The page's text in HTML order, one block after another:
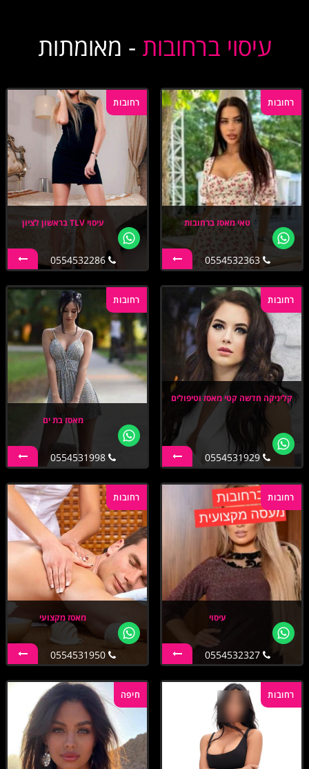
עיסוי ברחובות - מאומתות
רחובות
טאי מאסז ברחובות
0554532363
רחובות
עיסוי TLV בראשון לציון
0554532286
רחובות
קליניקה חדשה קטי מאסז וטיפולים
0554531929
רחובות
מאסז בת ים
0554531998
רחובות
עיסוי
0554532327
רחובות
מאסז מקצועי
0554531950
רחובות חיפה